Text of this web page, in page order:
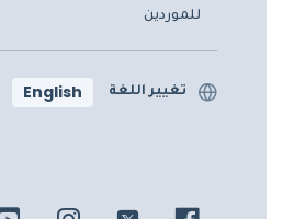
للموردين
تغيير اللغة English